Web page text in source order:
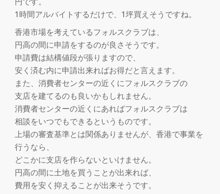
1時間アルバイトするだけで、1坪買えそうですね。
香港市場を考えているフォルスクラブは、
円高の間に申請をするのが良さそうです。
申請費は結構値段が張りますので、
安く済む内に申請出来ればお得だと言えます。
また、消費者センターの近くにフォルスクラブの
支店を建てるのも良いかもしれません。
消費者センターの近くにあればフォルスクラブは
相談をいつでもできるというものです。
上場の審査基準とは関係ありませんが、香港で事業を
行うなら、
どこかに支店を作らないといけません。
円高の間に土地を買うことが出来れば、
費用を安く抑えることが出来そうです。